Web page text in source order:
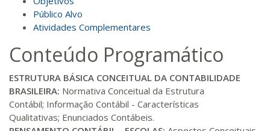
160 H 20dias
180 H 23dias 90dias
R$ 892,23
200 H 25dias 90dias
R$ 991,36
Público Alvo
Atividades Complementares
Conteúdo Programático
ESTRUTURA BÁSICA CONCEITUAL DA CONTABILIDADE
BRASILEIRA: Normativa Conceitual da Estrutura
Contábil; Informação Contábil - Características
Qualitativas; Enunciados Contábeis.